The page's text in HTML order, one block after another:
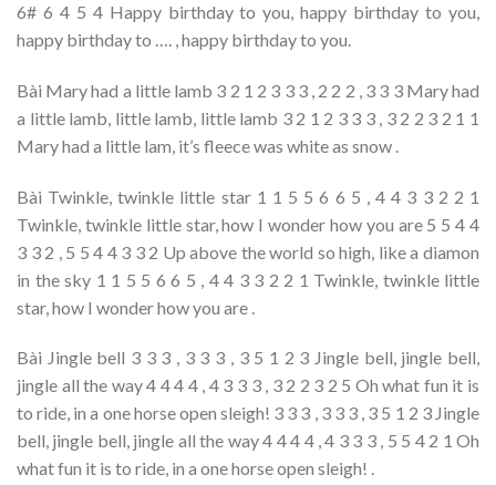
6# 6 4 5 4 Happy birthday to you, happy birthday to you,
happy birthday to …. , happy birthday to you.
Bài Mary had a little lamb 3 2 1 2 3 3 3 , 2 2 2 , 3 3 3 Mary had
a little lamb, little lamb, little lamb 3 2 1 2 3 3 3 , 3 2 2 3 2 1 1
Mary had a little lam, it’s fleece was white as snow .
Bài Twinkle, twinkle little star 1 1 5 5 6 6 5 , 4 4 3 3 2 2 1
Twinkle, twinkle little star, how I wonder how you are 5 5 4 4
3 3 2 , 5 5 4 4 3 3 2 Up above the world so high, like a diamon
in the sky 1 1 5 5 6 6 5 , 4 4 3 3 2 2 1 Twinkle, twinkle little
star, how I wonder how you are .
Bài Jingle bell 3 3 3 , 3 3 3 , 3 5 1 2 3 Jingle bell, jingle bell,
jingle all the way 4 4 4 4 , 4 3 3 3 , 3 2 2 3 2 5 Oh what fun it is
to ride, in a one horse open sleigh! 3 3 3 , 3 3 3 , 3 5 1 2 3 Jingle
bell, jingle bell, jingle all the way 4 4 4 4 , 4 3 3 3 , 5 5 4 2 1 Oh
what fun it is to ride, in a one horse open sleigh! .